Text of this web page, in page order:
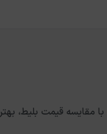
با مقایسه قیمت بلیط،